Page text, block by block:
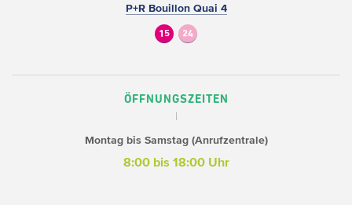
P+R Bouillon Quai 4
15 24
ÖFFNUNGSZEITEN
Montag bis Samstag (Anrufzentrale)
8:00 bis 18:00 Uhr